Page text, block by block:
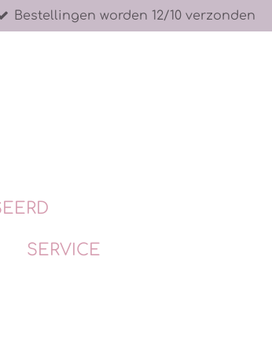
Bestellingen worden 12/10 verzonden
SERVICE